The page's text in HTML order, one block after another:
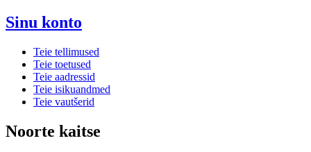
Sinu konto
Teie tellimused
Teie toetused
Teie aadressid
Teie isikuandmed
Teie vautšerid
Noorte kaitse